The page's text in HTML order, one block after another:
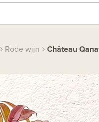
Rode wijn Château